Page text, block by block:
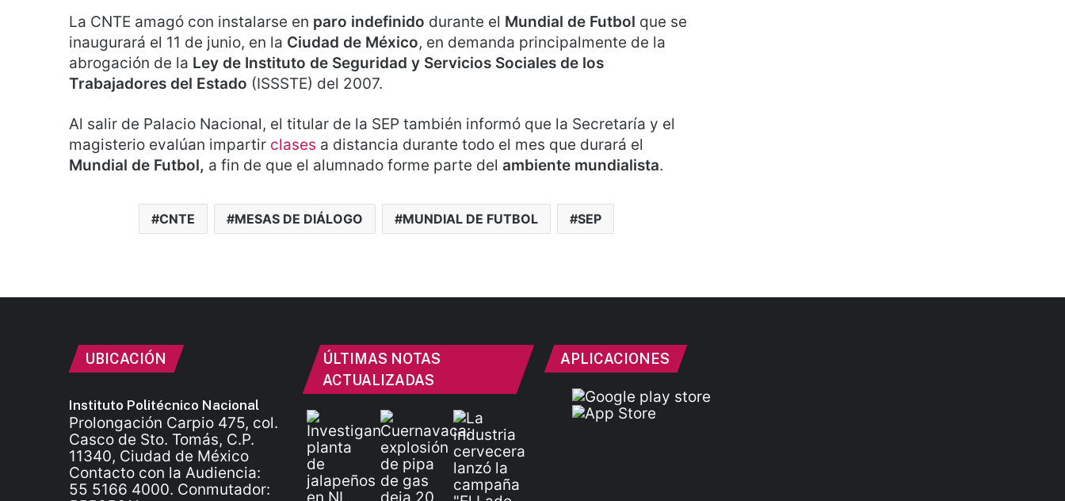
La CNTE amagó con instalarse en paro indefinido durante el Mundial de Futbol que se
inaugurará el 11 de junio, en la Ciudad de México, en demanda principalmente de la
abrogación de la Ley de Instituto de Seguridad y Servicios Sociales de los
Trabajadores del Estado (ISSSTE) del 2007.
Al salir de Palacio Nacional, el titular de la SEP también informó que la Secretaría y el
magisterio evalúan impartir clases a distancia durante todo el mes que durará el
Mundial de Futbol, a fin de que el alumnado forme parte del ambiente mundialista.
CNTE MESAS DE DIÁLOGO MUNDIAL DE FUTBOL SEP
UBICACIÓN
Instituto Politécnico Nacional
Prolongación Carpio 475, col.
Casco de Sto. Tomás, C.P.
11340, Ciudad de México
Contacto con la Audiencia:
55 5166 4000. Conmutador:
ÚLTIMAS NOTAS
ACTUALIZADAS
APLICACIONES